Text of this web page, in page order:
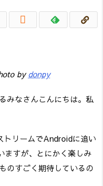

bydonpy
みなさんこんにちは。私
トリームでAndroidに追い
ますが、とにかく楽しみ
のすごく期待しているの